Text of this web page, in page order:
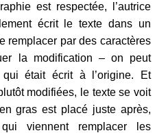
est respectée, l’autrice
écrit le texte dans un
remplacer par des caractères
la modification – on peut
était écrit à l’origine. Et
modifiées, le texte se voit
gras est placé juste après,
viennent remplacer les